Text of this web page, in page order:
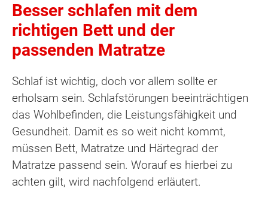
Besser schlafen mit dem
richtigen Bett und der
passenden Matratze
Schlaf ist wichtig, doch vor allem sollte er
erholsam sein. Schlafstörungen beeinträchtigen
das Wohlbefinden, die Leistungsfähigkeit und
Gesundheit. Damit es so weit nicht kommt,
müssen Bett, Matratze und Härtegrad der
Matratze passend sein. Worauf es hierbei zu
achten gilt, wird nachfolgend erläutert.